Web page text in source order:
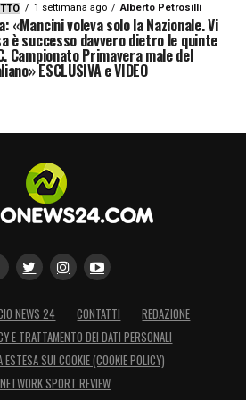
da rockstar che ora
che una spinta.
1 settimana ago Alberto Petrosilli
«Mancini voleva solo la Nazionale. Vi
è successo davvero dietro le quinte
Campionato Primavera male del
ESCLUSIVA e VIDEO
NEWS 24 CONTATTI
REDAZIONE
E TRATTAMENTO DEI DATI PERSONALI
ESTESA SUI COOKIE (COOKIE POLICY)
NETWORK SPORT REVIEW